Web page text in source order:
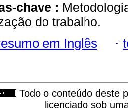
chave :
do trabalho.
em Inglês ·
Todo o conteúdo deste
licenciado sob